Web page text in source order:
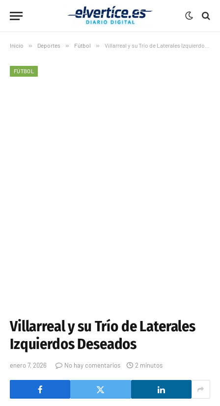
Inicio » Deportes » Fútbol » Villarreal y su Trío de Laterales Izquierdos Deseados
FÚTBOL
Villarreal y su Trío de Laterales
Izquierdos Deseados
enero 7, 2026 No hay comentarios 2 minutos